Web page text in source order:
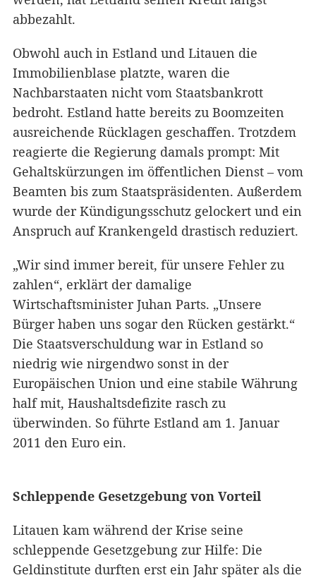
abbezahlt.
Obwohl auch in Estland und Litauen die
Immobilienblase platzte, waren die
Nachbarstaaten nicht vom Staatsbankrott
bedroht. Estland hatte bereits zu Boomzeiten
ausreichende Rücklagen geschaffen. Trotzdem
reagierte die Regierung damals prompt: Mit
Gehaltskürzungen im öffentlichen Dienst – vom
Beamten bis zum Staatspräsidenten. Außerdem
wurde der Kündigungsschutz gelockert und ein
Anspruch auf Krankengeld drastisch reduziert.
„Wir sind immer bereit, für unsere Fehler zu
zahlen“, erklärt der damalige
Wirtschaftsminister Juhan Parts. „Unsere
Bürger haben uns sogar den Rücken gestärkt.“
Die Staatsverschuldung war in Estland so
niedrig wie nirgendwo sonst in der
Europäischen Union und eine stabile Währung
half mit, Haushaltsdefizite rasch zu
überwinden. So führte Estland am 1. Januar
2011 den Euro ein.
Schleppende Gesetzgebung von Vorteil
Litauen kam während der Krise seine
schleppende Gesetzgebung zur Hilfe: Die
Geldinstitute durften erst ein Jahr später als die